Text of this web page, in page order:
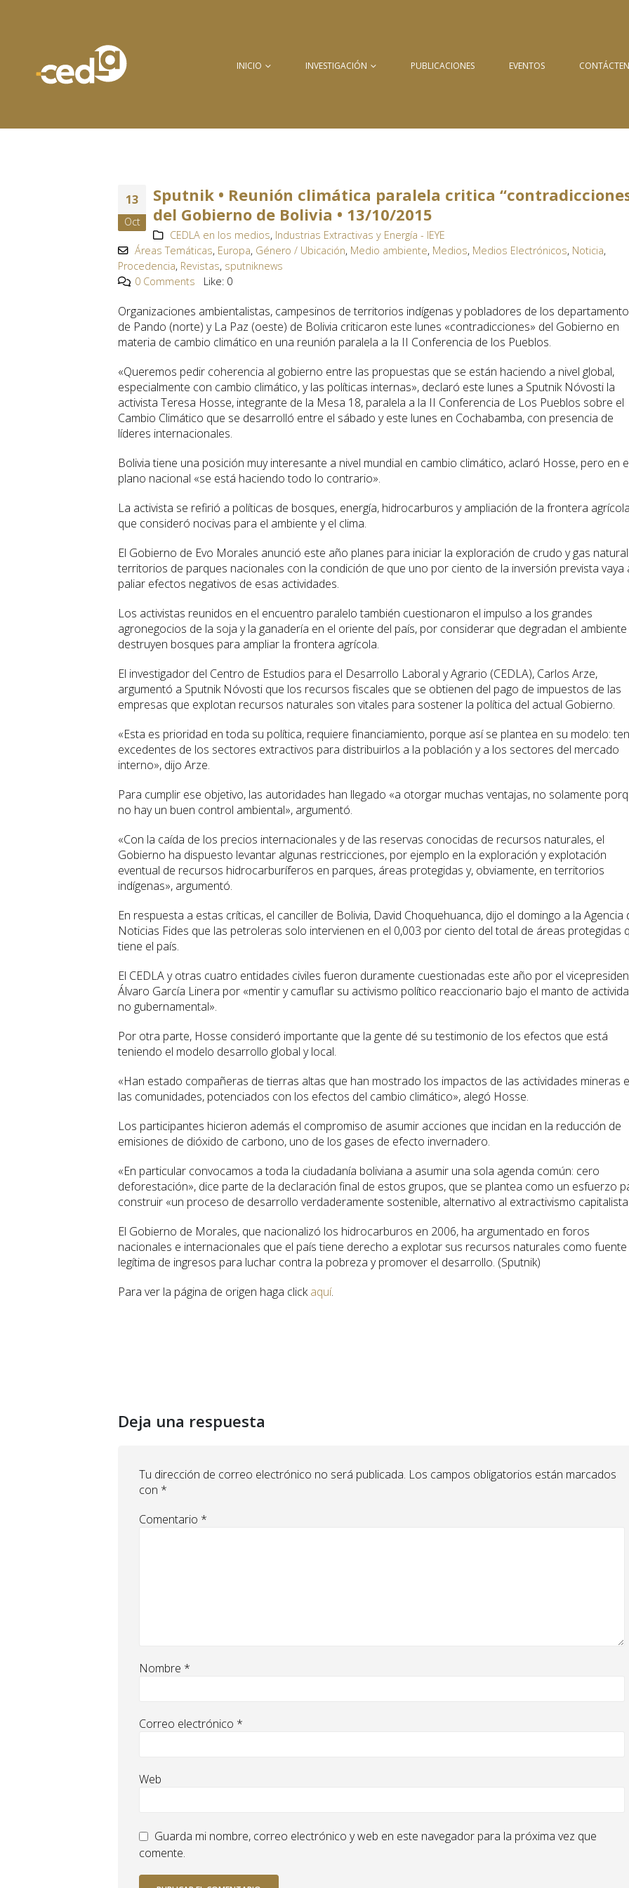
INICIO INVESTIGACIÓN PUBLICACIONES EVENTOS
13
Oct
Sputnik • Reunión climática paralela critica
del Gobierno de Bolivia • 13/10/2015
CEDLA en los medios, Industrias Extractivas y Energía - IEYE
Áreas Temáticas, Europa, Género / Ubicación, Medio ambiente, Medios, Medios Electrónicos, Noticia,
Procedencia, Revistas, sputniknews
0 Comments
Like: 0
Organizaciones ambientalistas, campesinos de territorios indígenas y pobladores de los
de Pando (norte) y La Paz (oeste) de Bolivia criticaron este lunes «contradicciones» del Gobierno en
materia de cambio climático en una reunión paralela a la II Conferencia de los Pueblos.
«Queremos pedir coherencia al gobierno entre las propuestas que se están haciendo a nivel global,
especialmente con cambio climático, y las políticas internas», declaró este lunes a Sputnik Nóvosti la
activista Teresa Hosse, integrante de la Mesa 18, paralela a la II Conferencia de Los Pueblos sobre el
Cambio Climático que se desarrolló entre el sábado y este lunes en Cochabamba, con presencia de
líderes internacionales.
Bolivia tiene una posición muy interesante a nivel mundial en cambio climático, aclaró Hosse, pero en
plano nacional «se está haciendo todo lo contrario».
La activista se refirió a políticas de bosques, energía, hidrocarburos y ampliación de la frontera agrícola
que consideró nocivas para el ambiente y el clima.
El Gobierno de Evo Morales anunció este año planes para iniciar la exploración de crudo y gas
territorios de parques nacionales con la condición de que uno por ciento de la inversión prevista vaya
paliar efectos negativos de esas actividades.
Los activistas reunidos en el encuentro paralelo también cuestionaron el impulso a los grandes
agronegocios de la soja y la ganadería en el oriente del país, por considerar que degradan el ambiente
destruyen bosques para ampliar la frontera agrícola.
El investigador del Centro de Estudios para el Desarrollo Laboral y Agrario (CEDLA), Carlos Arze,
argumentó a Sputnik Nóvosti que los recursos fiscales que se obtienen del pago de impuestos de las
empresas que explotan recursos naturales son vitales para sostener la política del actual Gobierno.
«Esta es prioridad en toda su política, requiere financiamiento, porque así se plantea en su modelo:
excedentes de los sectores extractivos para distribuirlos a la población y a los sectores del mercado
interno», dijo Arze.
Para cumplir ese objetivo, las autoridades han llegado «a otorgar muchas ventajas, no solamente
no hay un buen control ambiental», argumentó.
«Con la caída de los precios internacionales y de las reservas conocidas de recursos naturales, el
Gobierno ha dispuesto levantar algunas restricciones, por ejemplo en la exploración y explotación
eventual de recursos hidrocarburíferos en parques, áreas protegidas y, obviamente, en territorios
indígenas», argumentó.
En respuesta a estas críticas, el canciller de Bolivia, David Choquehuanca, dijo el domingo a la Agencia
Noticias Fides que las petroleras solo intervienen en el 0,003 por ciento del total de áreas protegidas
tiene el país.
El CEDLA y otras cuatro entidades civiles fueron duramente cuestionadas este año por el
Álvaro García Linera por «mentir y camuflar su activismo político reaccionario bajo el manto de
no gubernamental».
Por otra parte, Hosse consideró importante que la gente dé su testimonio de los efectos que está
teniendo el modelo desarrollo global y local.
«Han estado compañeras de tierras altas que han mostrado los impactos de las actividades mineras
las comunidades, potenciados con los efectos del cambio climático», alegó Hosse.
Los participantes hicieron además el compromiso de asumir acciones que incidan en la reducción de
emisiones de dióxido de carbono, uno de los gases de efecto invernadero.
«En particular convocamos a toda la ciudadanía boliviana a asumir una sola agenda común: cero
deforestación», dice parte de la declaración final de estos grupos, que se plantea como un esfuerzo
construir «un proceso de desarrollo verdaderamente sostenible, alternativo al extractivismo
El Gobierno de Morales, que nacionalizó los hidrocarburos en 2006, ha argumentado en foros
nacionales e internacionales que el país tiene derecho a explotar sus recursos naturales como fuente
legítima de ingresos para luchar contra la pobreza y promover el desarrollo. (Sputnik)
Para ver la página de origen haga clickaquí.
Deja una respuesta
Tu dirección de correo electrónico no será publicada. Los campos obligatorios están marcados
con *
Comentario *
Nombre *
Correo electrónico *
Web
Guarda mi nombre, correo electrónico y web en este navegador para la próxima vez que
comente.